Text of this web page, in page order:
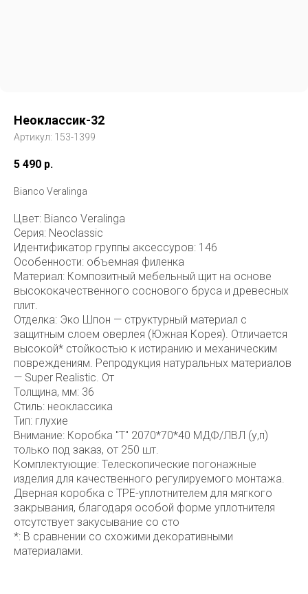
Неоклассик-32
Артикул: 153-1399
5 490 р.
Bianco Veralinga
Цвет: Bianco Veralinga
Серия: Neoclassic
Идентификатор группы аксессуров: 146
Особенности: объемная филенка
Материал: Композитный мебельный щит на основе
высококачественного соснового бруса и древесных
плит.
Отделка: Эко Шпон — структурный материал с
защитным слоем оверлея (Южная Корея). Отличается
высокой* стойкостью к истиранию и механическим
повреждениям. Репродукция натуральных материалов
— Super Realistic. От
Толщина, мм: 36
Стиль: неоклассика
Тип: глухие
Внимание: Коробка "Т" 2070*70*40 МДФ/ЛВЛ (у,п)
только под заказ, от 250 шт.
Комплектующие: Телескопические погонажные
изделия для качественного регулируемого монтажа.
Дверная коробка с TPE-уплотнителем для мягкого
закрывания, благодаря особой форме уплотнителя
отсутствует закусывание со сто
*: В сравнении со схожими декоративными
материалами.